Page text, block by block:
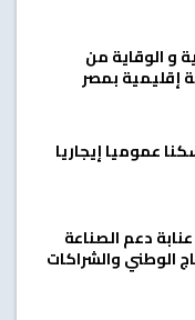
و الوقاية من
إقليمية بمصر
دعم الصناعة
الوطني والشراكات